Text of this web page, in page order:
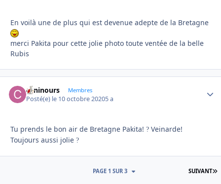
En voilà une de plus qui est devenue adepte de la Bretagne
merci Pakita pour cette jolie photo toute ventée de la belle
Rubis
caninours Membres
Posté(e) le 10 octobre 20205 a
Tu prends le bon air de Bretagne Pakita! ? Veinarde!
Toujours aussi jolie ?
SUIVANT
PAGE 1 SUR 3